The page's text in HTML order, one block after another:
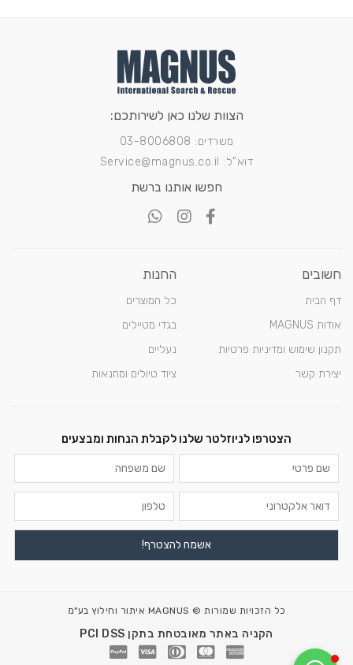
הצוות שלנו כאן לשירותכם:
משרדים: 03-8006808
דוא"ל: Service@magnus.co.il
חפשו אותנו ברשת
חשובים
דף הבית
אודות MAGNUS
תקנון שימוש ומדיניות פרטיות
יצירת קשר
החנות
כל המוצרים
בגדי מטיילים
נעליים
ציוד טיולים ומחנאות
הצטרפו לניוזלטר שלנו לקבלת הנחות ומבצעים
כל הזכויות שמורות © MAGNUS איתור וחילוץ בע"מ
הקניה באתר מאובטחת בתקן PCI DSS